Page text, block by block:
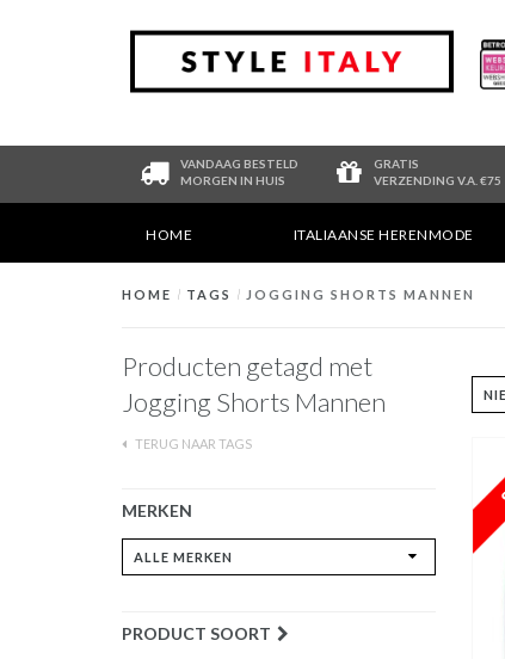
VANDAAG BESTELD
MORGEN IN HUIS
GRATIS
VERZENDING V.A. €75
HOME ITALIAANSE HERENMODE
HOME / TAGS / JOGGING SHORTS MANNEN
Producten getagd met
Jogging Shorts Mannen
TERUG NAAR TAGS
MERKEN
PRODUCT SOORT